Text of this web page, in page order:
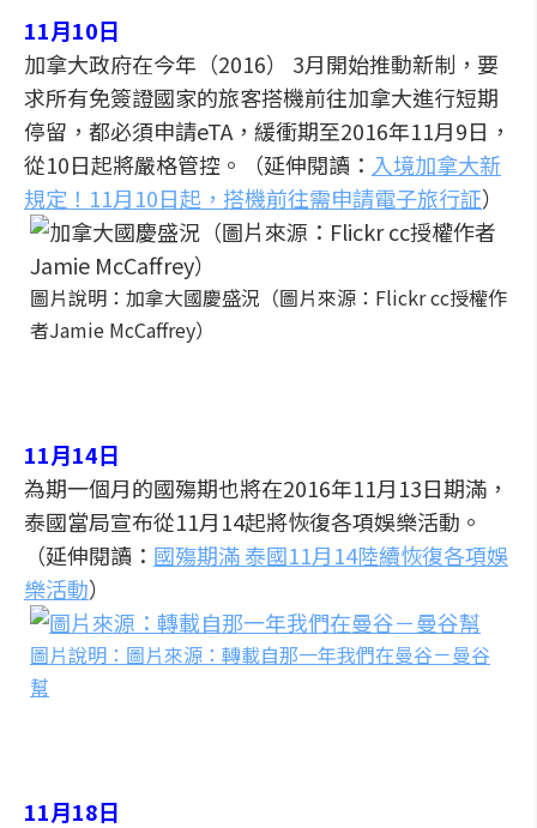
11月10日
加拿大政府在今年（2016） 3月開始推動新制，要
求所有免簽證國家的旅客搭機前往加拿大進行短期
停留，都必須申請eTA，緩衝期至2016年11月9日，
從10日起將嚴格管控。（延伸閱讀： 入境加拿大新
規定！11月10日起，搭機前往需申請電子旅行証）
圖片說明：加拿大國慶盛況（圖片來源：Flickr cc授權作
者Jamie McCaffrey）
11月14日
為期一個月的國殤期也將在2016年11月13日期滿，
泰國當局宣布從11月14起將恢復各項娛樂活動。
（延伸閱讀： 國殤期滿 泰國11月14陸續恢復各項娛
樂活動）
圖片說明：圖片來源：轉載自那一年我們在曼谷－曼谷
幫
11月18日